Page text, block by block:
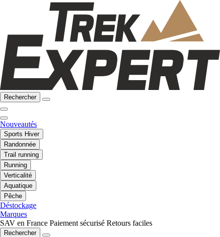
Rechercher
Nouveautés
Sports Hiver
Randonnée
Trail running
Running
Verticalité
Aquatique
Pêche
Déstockage
Marques
SAV en France Paiement sécurisé Retours faciles
Rechercher